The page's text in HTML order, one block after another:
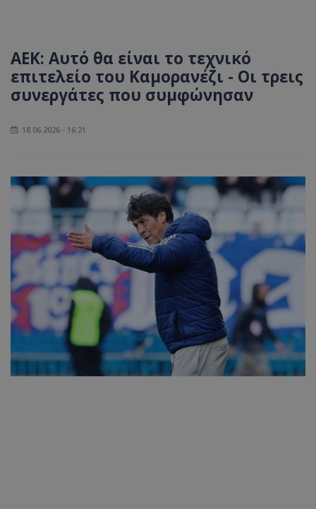
ΑΕΚ: Αυτό θα είναι το τεχνικό
επιτελείο του Καμορανέζι - Οι τρεις
συνεργάτες που συμφώνησαν
18.06.2026 - 16:21